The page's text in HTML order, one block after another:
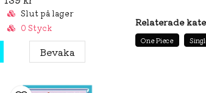
Slut på lager
0 Styck
Bevaka
Med fokus
klassiskt
för spel.
Relaterade
One Piece